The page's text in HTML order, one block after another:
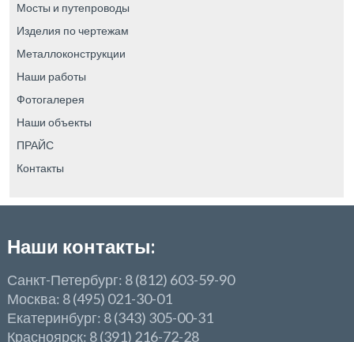
Мосты и путепроводы
Изделия по чертежам
Металлоконструкции
Наши работы
Фотогалерея
Наши объекты
ПРАЙС
Контакты
Наши контакты:
Санкт-Петербург: 8 (812) 603-59-90
Москва: 8 (495) 021-30-01
Екатеринбург: 8 (343) 305-00-31
Красноярск: 8 (391) 216-72-28